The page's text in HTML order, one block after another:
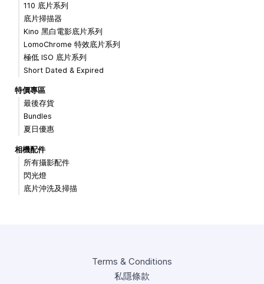
110 底片系列
底片掃描器
Kino 黑白電影底片系列
LomoChrome 特效底片系列
極低 ISO 底片系列
Short Dated & Expired
特價專區
最後存貨
Bundles
夏日優惠
相機配件
所有攝影配件
閃光燈
底片沖洗及掃描
Terms & Conditions
私隱條款